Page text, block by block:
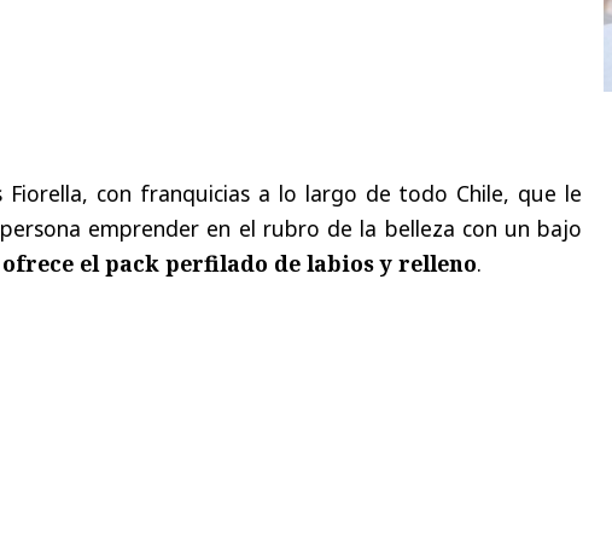
Fiorella, con franquicias a lo largo de todo Chile, que le
emprender en el rubro de la belleza con un bajo
ofrece el pack perfilado de labios y relleno.